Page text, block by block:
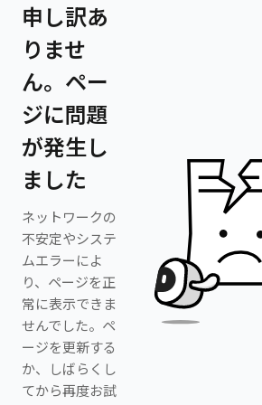
申し訳あ
りませ
ん。ペー
ジに問題
が発生し
ました
ネットワークの
不安定やシステ
ムエラーによ
り、ページを正
常に表示できま
せんでした。ペ
ージを更新する
か、しばらくし
てから再度お試